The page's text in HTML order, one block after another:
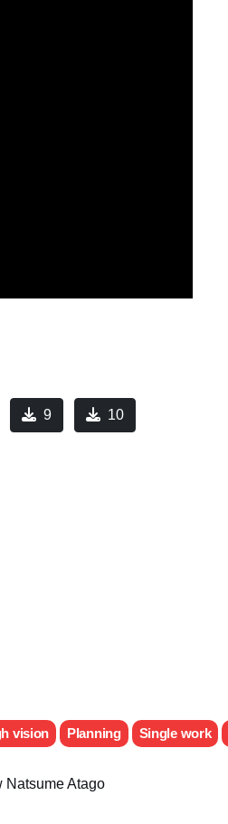
9 10
vision Planning Single work
Natsume Atago